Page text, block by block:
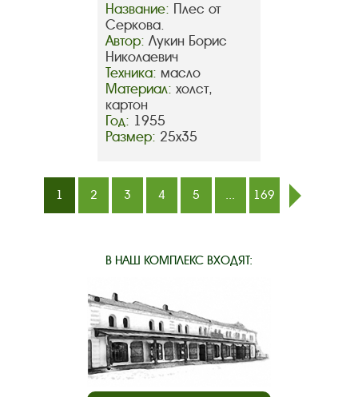
Название: Плес от
Серкова.
Автор: Лукин Борис
Николаевич
Техника: масло
Материал: холст,
картон
Год: 1955
Размер: 25х35
1 2 3 4 5 ...
169
В НАШ КОМПЛЕКС ВХОДЯТ: